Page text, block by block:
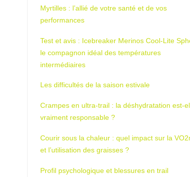
Myrtilles : l’allié de votre santé et de vos
performances
Test et avis : Icebreaker Merinos Cool-Lite
le compagnon idéal des températures
intermédiaires
Les difficultés de la saison estivale
Crampes en ultra-trail : la déshydratation est-
vraiment responsable ?
Courir sous la chaleur : quel impact sur la
et l’utilisation des graisses ?
Profil psychologique et blessures en trail